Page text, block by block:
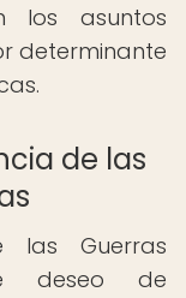
los asuntos
determinante
de las
las Guerras
deseo de